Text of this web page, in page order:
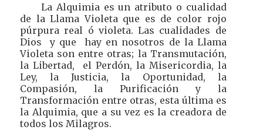
La Alquimia es un atributo o cualidad
de la Llama Violeta que es de color rojo
púrpura real ó violeta. Las cualidades de
Dios y que hay en nosotros de la Llama
Violeta son entre otras; la Transmutación,
la Libertad, el Perdón, la Misericordia, la
Ley, la Justicia, la Oportunidad, la
Compasión, la Purificación y la
Transformación entre otras, esta última es
la Alquimia, que a su vez es la creadora de
todos los Milagros.